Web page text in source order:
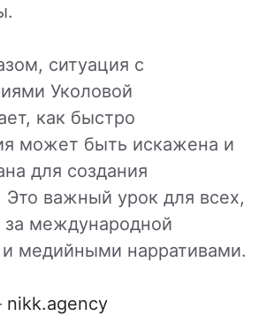
ситуация с
Уколовой
как быстро
может быть искажена и
для создания
Это важный урок для всех,
за международной
и медийными нарративами.
nikk.agency